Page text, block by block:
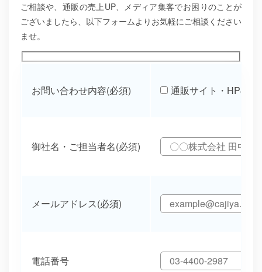
ご相談や、通販の売上UP、メディア集客でお困りのことが
ございましたら、以下フォームよりお気軽にご相談ください
ませ。
お問い合わせ内容(必須) 通販サイト・HPの機
御社名・ご担当者名(必須)
メールアドレス(必須)
電話番号